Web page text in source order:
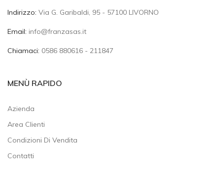
Indirizzo: Via G. Garibaldi, 95 - 57100 LIVORNO
Email: info@franzasas.it
Chiamaci: 0586 880616 - 211847
MENÙ RAPIDO
Azienda
Area Clienti
Condizioni Di Vendita
Contatti